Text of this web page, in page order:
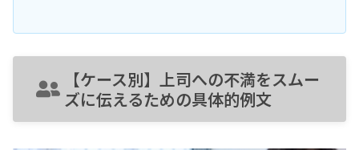
【ケース別】上司への不満をスムー
ズに伝えるための具体的例文